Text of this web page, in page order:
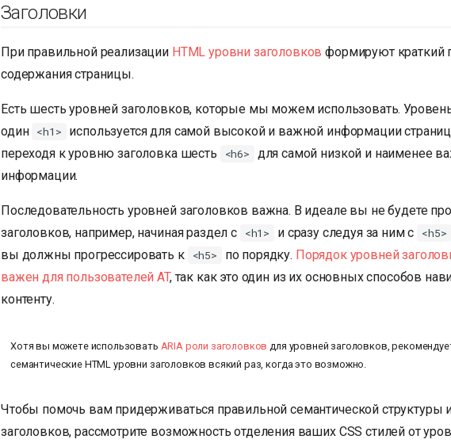
Заголовки
При правильной реализации HTML уровни заголовков формируют краткий
содержания страницы.
Есть шесть уровней заголовков, которые мы можем использовать.
один <h1>
используется для самой высокой и важной информации
переходя к уровню заголовка шесть
<h6>
для самой низкой и наименее
информации.
Последовательность уровней заголовков важна. В идеале вы не будете
заголовков, например, начиная раздел с
<h1> и сразу следуя за ним с <h5>
вы должны прогрессировать к <h5> по порядку. Порядок уровней
важен для пользователей AT, так как это один из их основных способов
контенту.
Хотя вы можете использовать ARIA роли заголовков для уровней заголовков,
семантические HTML уровни заголовков всякий раз, когда это возможно.
Чтобы помочь вам придерживаться правильной семантической структуры
заголовков, рассмотрите возможность отделения ваших CSS стилей от